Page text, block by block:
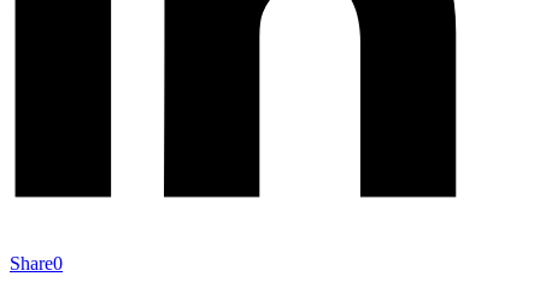
Share0